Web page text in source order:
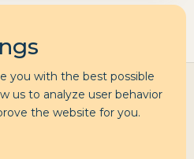
you with the best possible
us to analyze user behavior
the website for you.